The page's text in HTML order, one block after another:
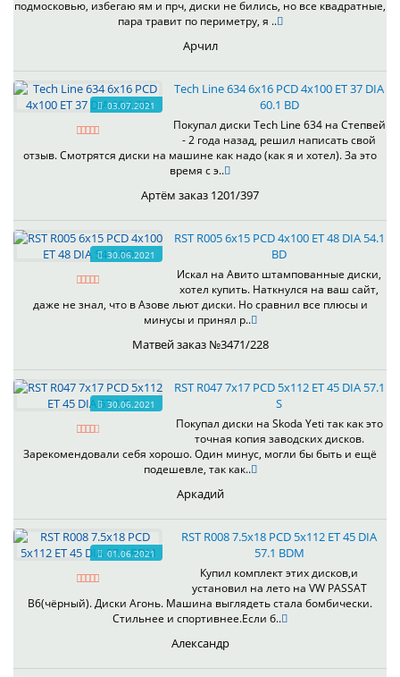
подмосковью, избегаю ям и прч, диски не бились, но все квадратные,
пара травит по периметру, я ..
Арчил
03.07.2021
Tech Line 634 6x16 PCD 4x100 ET 37 DIA
60.1 BD
Покупал диски Tech Line 634 на Степвей
- 2 года назад, решил написать свой
отзыв. Смотрятся диски на машине как надо (как я и хотел). За это
время с э..
Артём заказ 1201/397
30.06.2021
RST R005 6x15 PCD 4x100 ET 48 DIA 54.1
BD
Искал на Авито штампованные диски,
хотел купить. Наткнулся на ваш сайт,
даже не знал, что в Азове льют диски. Но сравнил все плюсы и
минусы и принял р..
Матвей заказ №3471/228
30.06.2021
RST R047 7x17 PCD 5x112 ET 45 DIA 57.1
S
Покупал диски на Skoda Yeti так как это
точная копия заводских дисков.
Зарекомендовали себя хорошо. Один минус, могли бы быть и ещё
подешевле, так как..
Аркадий
01.06.2021
RST R008 7.5x18 PCD 5x112 ET 45 DIA
57.1 BDM
Купил комплект этих дисков,и
установил на лето на VW PASSAT
B6(чёрный). Диски Агонь. Машина выглядеть стала бомбически.
Стильнее и спортивнее.Если б..
Александр